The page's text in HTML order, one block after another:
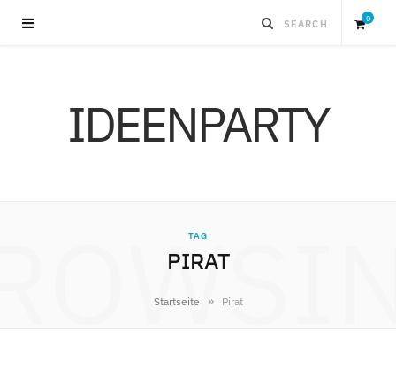
0
IDEENPARTY
TAG
PIRAT
Startseite » Pirat